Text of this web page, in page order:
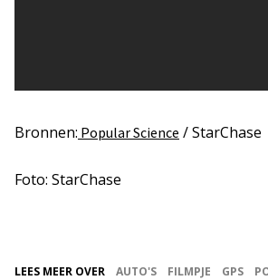
Bronnen: Popular Science / StarChase
Foto: StarChase
LEES MEER OVER AUTO'S FILMPJE GPS